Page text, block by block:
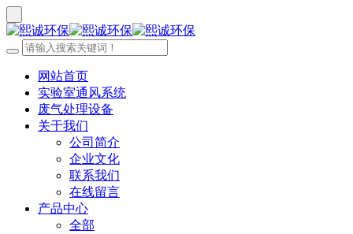
网站首页
实验室通风系统
废气处理设备
关于我们
公司简介
企业文化
联系我们
在线留言
产品中心
全部